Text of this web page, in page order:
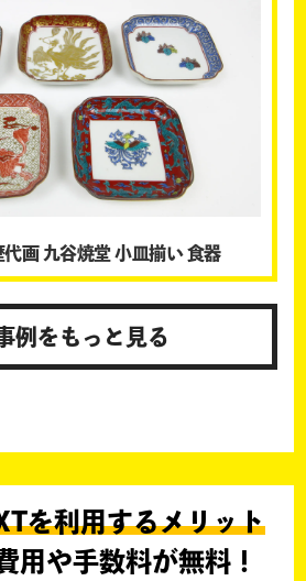
代画 九谷焼堂 小皿揃い 食器
例をもっと見る
を利用するメリット
用や手数料が無料！